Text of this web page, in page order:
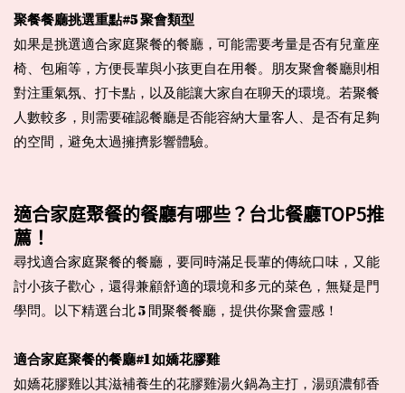
聚餐餐廳挑選重點#5 聚會類型
如果是挑選適合家庭聚餐的餐廳，可能需要考量是否有兒童座
椅、包廂等，方便長輩與小孩更自在用餐。朋友聚會餐廳則相
對注重氣氛、打卡點，以及能讓大家自在聊天的環境。若聚餐
人數較多，則需要確認餐廳是否能容納大量客人、是否有足夠
的空間，避免太過擁擠影響體驗。
適合家庭聚餐的餐廳有哪些？台北餐廳TOP5推
薦！
尋找適合家庭聚餐的餐廳，要同時滿足長輩的傳統口味，又能
討小孩子歡心，還得兼顧舒適的環境和多元的菜色，無疑是門
學問。以下精選台北 5 間聚餐餐廳，提供你聚會靈感！
適合家庭聚餐的餐廳#1 如嬌花膠雞
如嬌花膠雞以其滋補養生的花膠雞湯火鍋為主打，湯頭濃郁香